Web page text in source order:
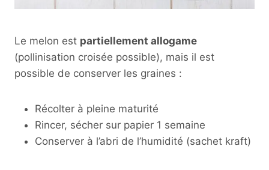
Le melon est partiellement allogame
(pollinisation croisée possible), mais il est
possible de conserver les graines :
Récolter à pleine maturité
Rincer, sécher sur papier 1 semaine
Conserver à l’abri de l’humidité (sachet kraft)